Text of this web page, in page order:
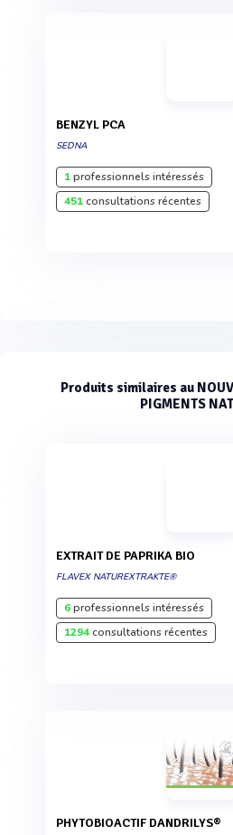
BENZYL PCA
SEDNA
1professionnels intéressés
451consultations récentes
Produits similaires au
PIGMENTS
EXTRAIT DE PAPRIKA BIO
FLAVEX NATUREXTRAKTE®
6professionnels intéressés
1294consultations récentes
PHYTOBIOACTIF DANDRILYS®